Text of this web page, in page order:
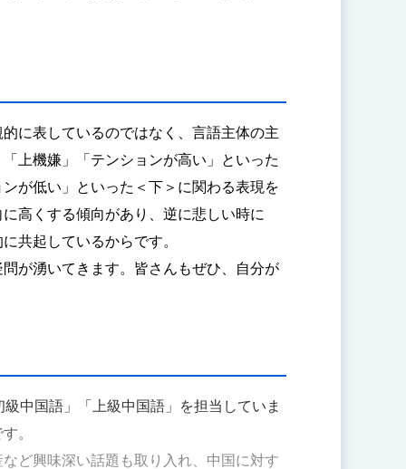
に表しているのではなく、言語主体の主
上機嫌」「テンションが高い」といった
が低い」といった＜下＞に関わる表現を
高くする傾向があり、逆に悲しい時に
共起しているからです。
が湧いてきます。皆さんもぜひ、自分が
中国語」「上級中国語」を担当していま
。
ど興味深い話題も取り入れ、中国に対す